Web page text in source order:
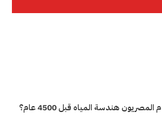
هندسة المياه قبل 4500 عام؟